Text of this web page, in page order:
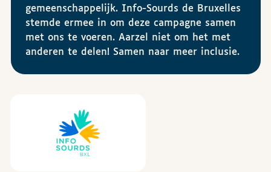
gemeenschappelijk. Info-Sourds de Bruxelles
stemde ermee in om deze campagne samen
met ons te voeren. Aarzel niet om het met
anderen te delen! Samen naar meer inclusie.
Info-Sourds Bruxelles